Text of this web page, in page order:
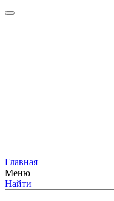
Главная
Меню
Найти